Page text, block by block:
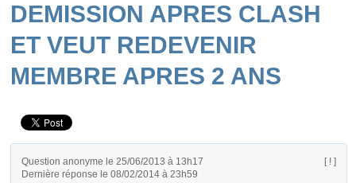
DEMISSION APRES CLASH
ET VEUT REDEVENIR
MEMBRE APRES 2 ANS
Question anonyme le 25/06/2013 à 13h17
Dernière réponse le 08/02/2014 à 23h59
[ ! ]